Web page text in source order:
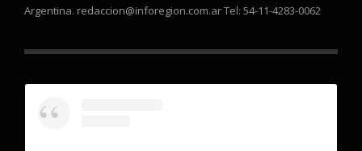
Argentina. redaccion@inforegion.com.ar Tel: 54-11-4283-0062